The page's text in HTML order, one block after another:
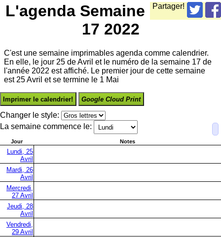
Partager!
L'agenda Semaine
17 2022
C'est une semaine imprimables agenda comme calendrier.
En elle, le jour 25 de Avril et le numéro de la semaine 17 de
l'année 2022 est affiché. Le premier jour de cette semaine
est 25 Avril et se termine le 1 Mai
Imprimer le calendrier! Google Cloud Print
Changer le style:
La semaine commence le:
Jour Notes
Lundi, 25
Avril
Mardi, 26
Avril
Mercredi,
27 Avril
Jeudi, 28
Avril
Vendredi,
29 Avril